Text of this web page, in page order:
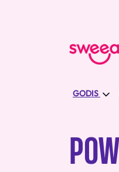
GODIS